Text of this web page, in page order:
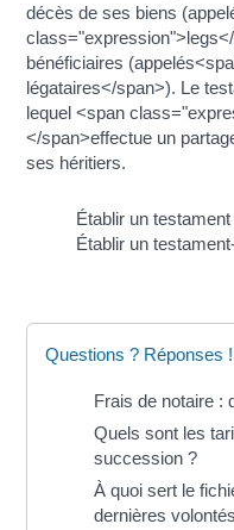
décès de ses biens
bénéficiaires
légataires</span>). Le
lequel <span
</span>effectue un
ses héritiers.
Établir un testament
Établir un
Questions ? Réponses !
Frais de notaire :
Quels sont les
succession ?
À quoi sert le
dernières